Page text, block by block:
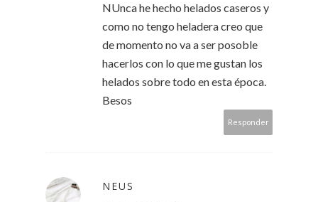
NUnca he hecho helados caseros y
como no tengo heladera creo que
de momento no va a ser posoble
hacerlos con lo que me gustan los
helados sobre todo en esta época.
Besos
Responder
NEUS